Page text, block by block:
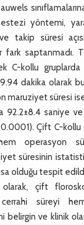
yöntemi,
takip süresi
fark saptanmadı.
kollu gruplarda
dakika olarak
maruziyet süresi
92.2±8.4 saniye ve
Çift C-
operasyon
süresinin
olduğu tespit
olarak, çift
cerrahi süreyi
belirgin ve klinik